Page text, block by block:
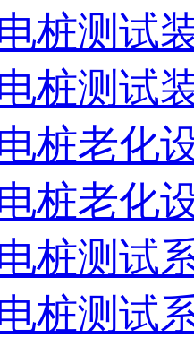
桩测试
桩测试
桩老化
桩老化
桩测试
桩测试